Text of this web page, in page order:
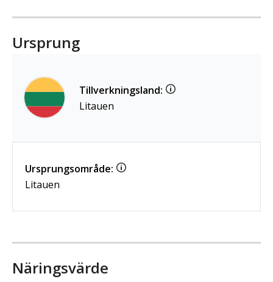
Ursprung
Tillverkningsland:
Litauen
Ursprungsområde:
Litauen
Näringsvärde